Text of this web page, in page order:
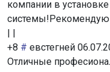
компании в
| |
+8 # евстегней
Отличные